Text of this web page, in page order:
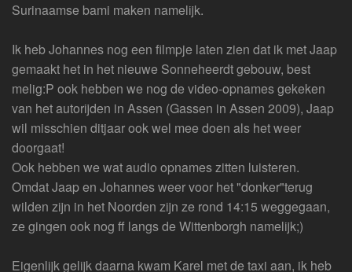
Surinaamse bami maken namelijk.
Ik heb Johannes nog een filmpje laten zien dat ik met Jaap
gemaakt het in het nieuwe Sonneheerdt gebouw, best
melig:P ook hebben we nog de video-opnames gekeken
van het autorijden in Assen (Gassen in Assen 2009), Jaap
wil misschien ditjaar ook wel mee doen als het weer
doorgaat!
Ook hebben we wat audio opnames zitten luisteren.
Omdat Jaap en Johannes weer voor het "donker"terug
wilden zijn in het Noorden zijn ze rond 14:15 weggegaan,
ze gingen ook nog ff langs de Wittenborgh namelijk;)
Eigenlijk gelijk daarna kwam Karel met de taxi aan, ik heb